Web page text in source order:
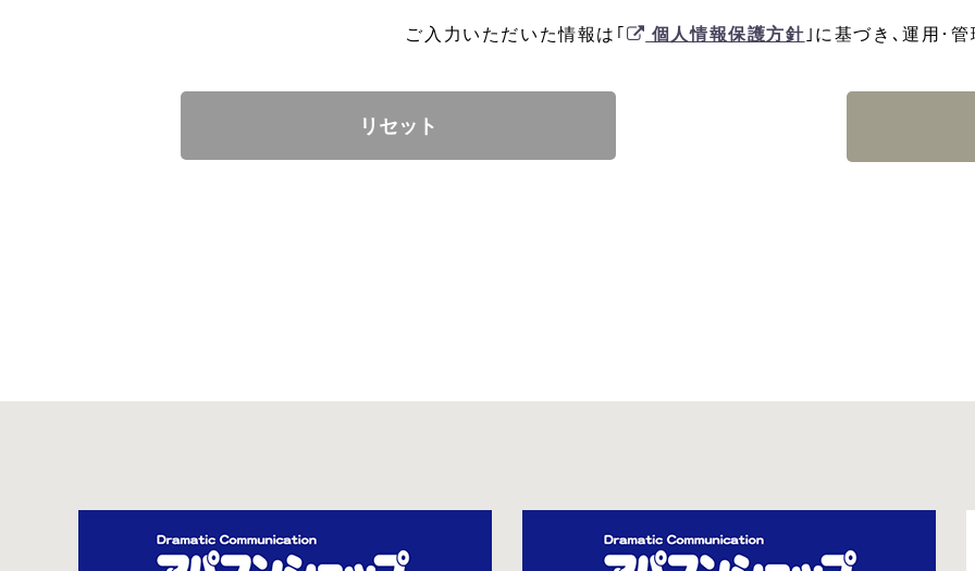
ご入力いただいた情報は｢ 個人情報保護方針 ｣に基づき､運用･管